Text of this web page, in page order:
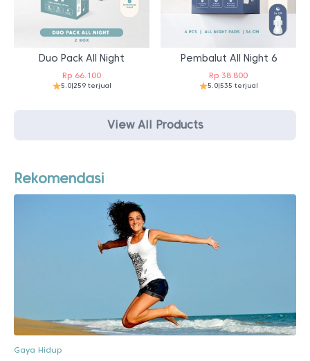
Duo Pack All Night
Rp 66.100
5.0|259 terjual
Pembalut All Night 6
Rp 38.800
5.0|535 terjual
View All Products
Rekomendasi
Gaya Hidup